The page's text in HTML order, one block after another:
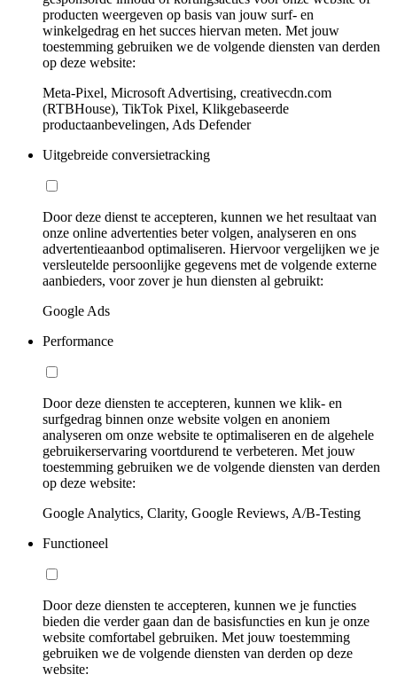
producten weergeven op basis van jouw surf- en
winkelgedrag en het succes hiervan meten. Met jouw
toestemming gebruiken we de volgende diensten van derden
op deze website:
Meta-Pixel, Microsoft Advertising, creativecdn.com
(RTBHouse), TikTok Pixel, Klikgebaseerde
productaanbevelingen, Ads Defender
Uitgebreide conversietracking
Door deze dienst te accepteren, kunnen we het resultaat van
onze online advertenties beter volgen, analyseren en ons
advertentieaanbod optimaliseren. Hiervoor vergelijken we je
versleutelde persoonlijke gegevens met de volgende externe
aanbieders, voor zover je hun diensten al gebruikt:
Google Ads
Performance
Door deze diensten te accepteren, kunnen we klik- en
surfgedrag binnen onze website volgen en anoniem
analyseren om onze website te optimaliseren en de algehele
gebruikerservaring voortdurend te verbeteren. Met jouw
toestemming gebruiken we de volgende diensten van derden
op deze website:
Google Analytics, Clarity, Google Reviews, A/B-Testing
Functioneel
Door deze diensten te accepteren, kunnen we je functies
bieden die verder gaan dan de basisfuncties en kun je onze
website comfortabel gebruiken. Met jouw toestemming
gebruiken we de volgende diensten van derden op deze
website: